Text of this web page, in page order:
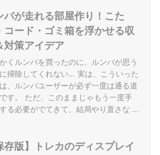
バが走れる部屋作り！こた
コード・ゴミ箱を浮かせる収
対策アイデア
くルンバを買ったのに、ルンバが思う
掃除してくれない… 実は、こういった
、ルンバユーザーが必ず一度は通る道
す。 ただ、このままじゃもう一度手
る必要がでてきて、結局やり直さな ...
存版】トレカのディスプレイ